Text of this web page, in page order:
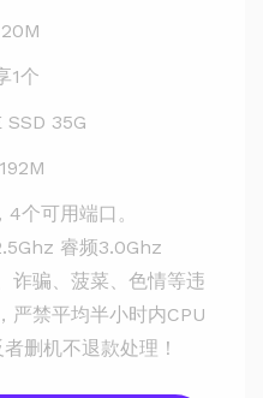
1个
35G
个可用端口。
睿频3.0Ghz
诈骗、菠菜、色情等违
严禁平均半小时内CPU
删机不退款处理！